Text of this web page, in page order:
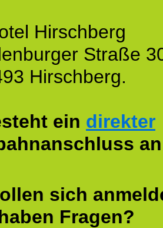
Hirschberg
Straße
Hirschberg.
ein direkter
sich
Fragen?